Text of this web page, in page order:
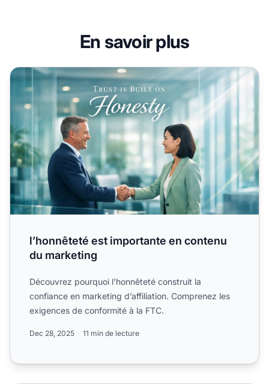
En savoir plus
l’honnêteté est importante en contenu du marketing
l’honnêteté est importante en contenu
du marketing
Découvrez pourquoi l’honnêteté construit la
confiance en marketing d’affiliation. Comprenez les
exigences de conformité à la FTC.
Dec 28, 2025 11 min de lecture